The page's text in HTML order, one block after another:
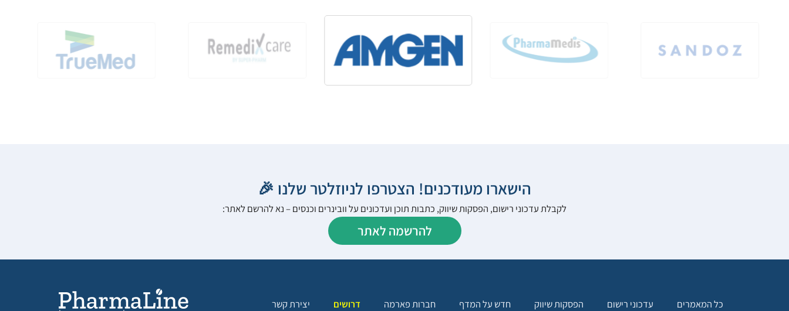
הישארו מעודכנים! הצטרפו לניוזלטר שלנו 🎉
לקבלת עדכוני רישום, הפסקות שיווק, כתבות תוכן ועדכונים על וובינרים וכנסים – נא להרשם לאתר:
להרשמה לאתר
כל המאמרים עדכוני רישום הפסקות שיווק חדש על המדף חברות פארמה דרושים יצירת קשר